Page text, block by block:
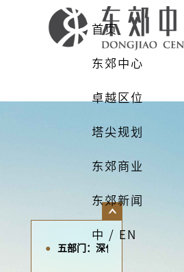
首页
东郊中心
卓越区位
塔尖规划
东郊商业
东郊新闻
中 / EN
五部门：深化“带押过户”改革